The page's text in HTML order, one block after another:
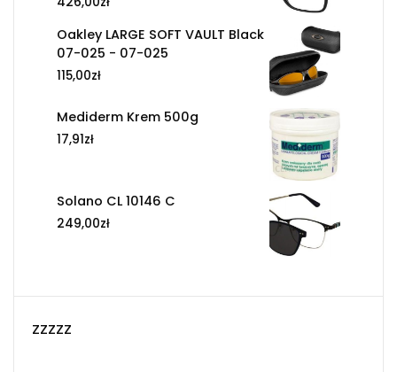
Oakley LARGE SOFT VAULT Black
07-025 - 07-025
115,00zł
Mediderm Krem 500g
17,91zł
Solano CL 10146 C
249,00zł
zzzzz